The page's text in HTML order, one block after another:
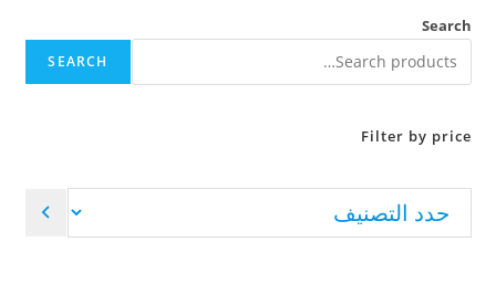
Search
SEARCH
Filter by price